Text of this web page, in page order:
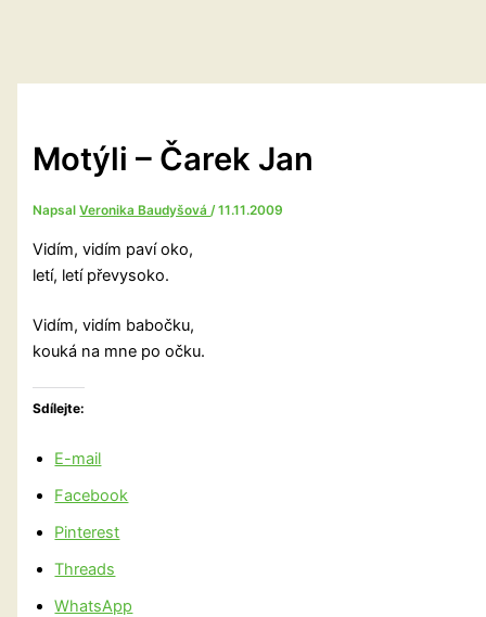
Motýli – Čarek Jan
NapsalVeronika Baudyšová/11.11.2009
Vidím, vidím paví oko,
letí, letí převysoko.
Vidím, vidím babočku,
kouká na mne po očku.
Sdílejte:
E-mail
Facebook
Pinterest
Threads
WhatsApp